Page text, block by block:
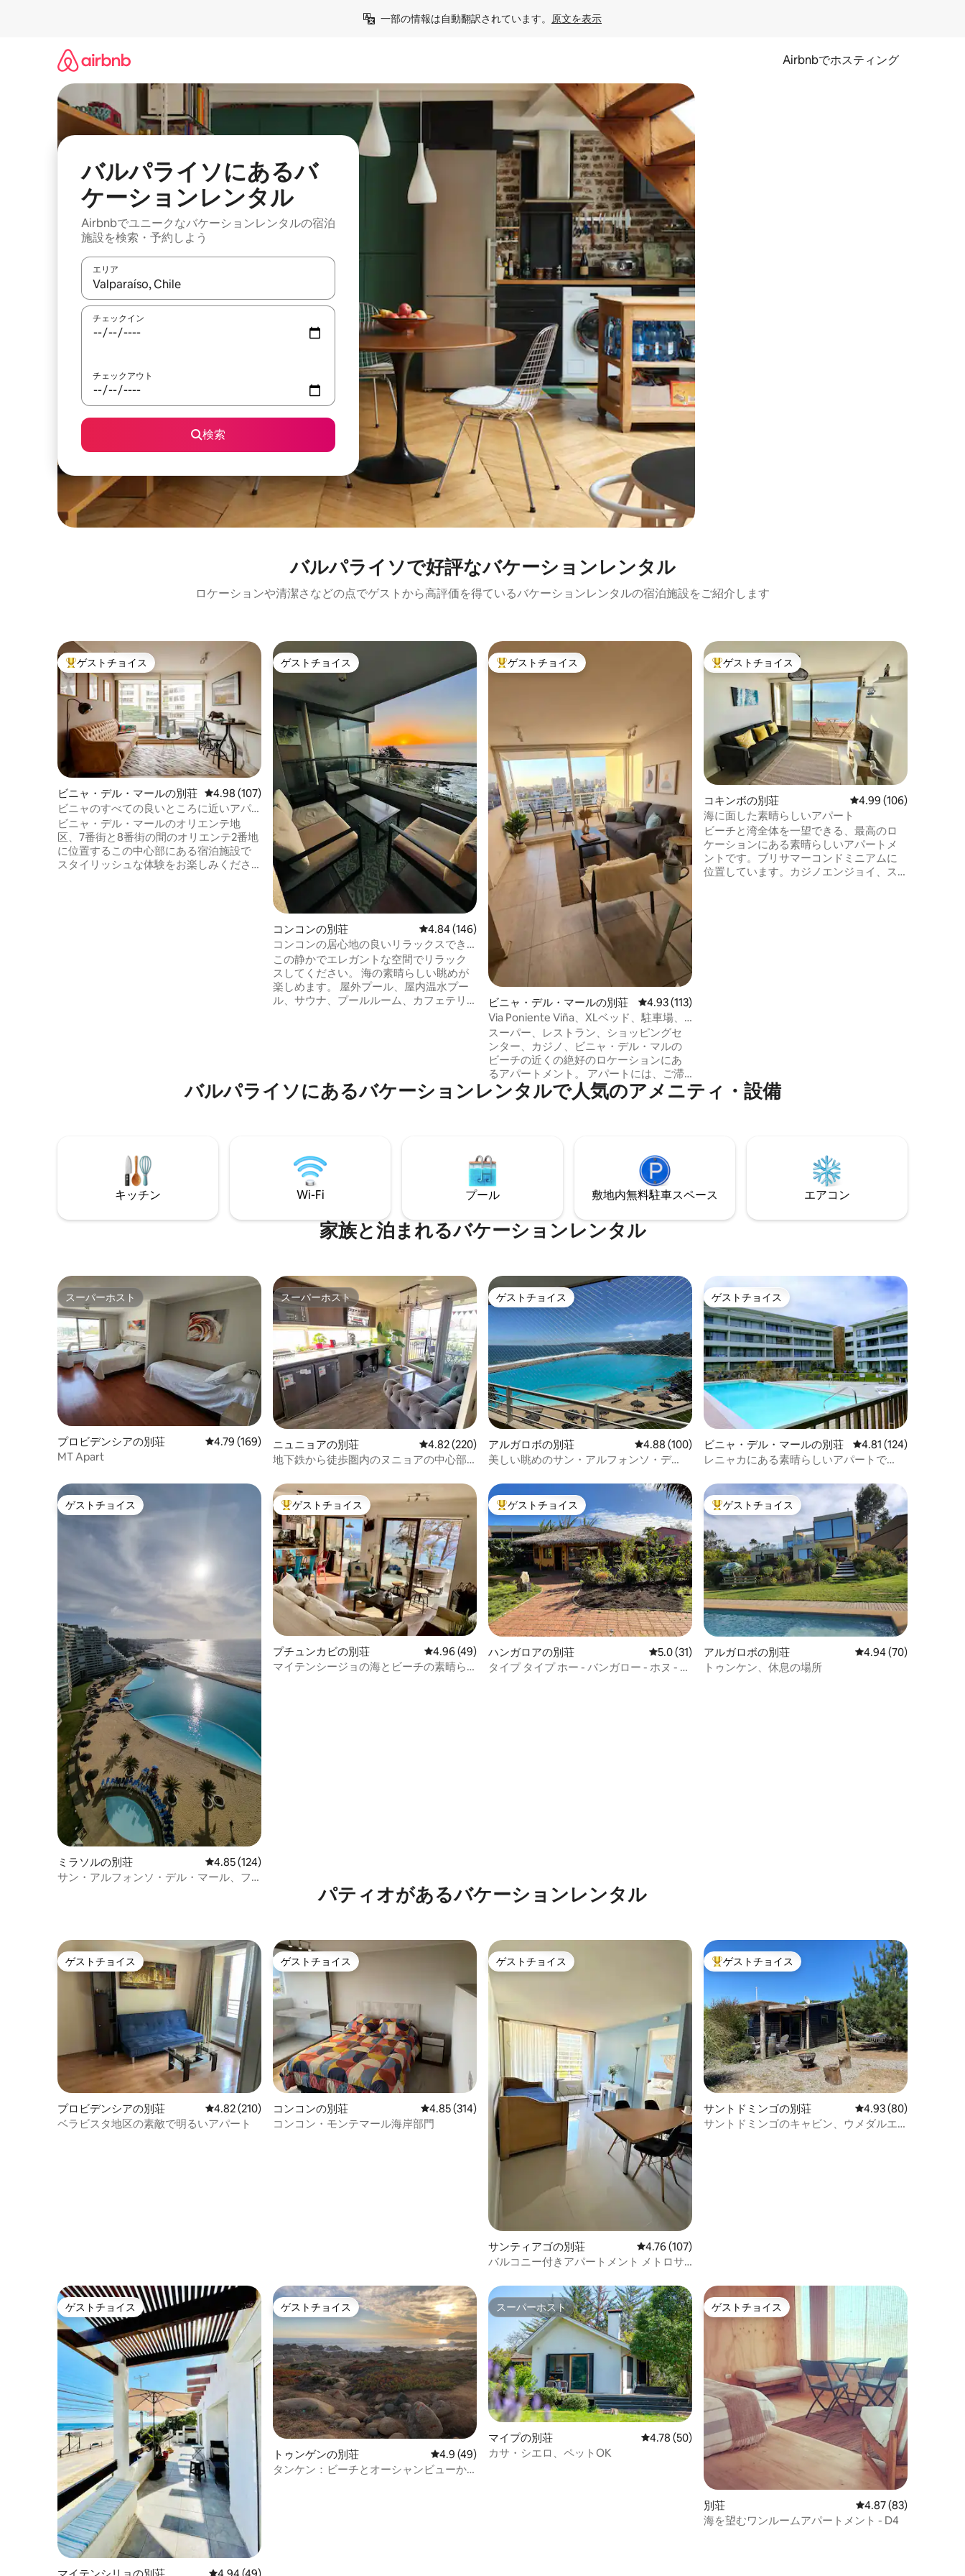
一部の情報は自動翻訳されています。 原文を表示
Airbnbでホスティング
バルパライソにあるバ
ケーションレンタル
Airbnbでユニークなバケーションレンタルの宿泊
施設を検索・予約しよう
エリア
検索結果が表示されたら、上下の矢印キーを使って移動するか、画面をタッチまたはスワイプして検索結果を確認することができます。
チェックイン
チェックアウト
検索
バルパライソで好評なバケーションレンタル
ロケーションや清潔さなどの点でゲストから高評価を得ているバケーションレンタルの宿泊施設をご紹介します
大好評のゲストチョイスです。
ゲストチョイス
ビニャ・デル・マールの別荘 レビュー107件、5つ星中4.98つ星の平均評価
4.98 (107)
ビニャのすべての良いところに近いアパ
ート
ビニャ・デル・マールのオリエンテ地
区、7番街と8番街の間のオリエンテ2番地
に位置するこの中心部にある宿泊施設で
スタイリッシュな体験をお楽しみくださ
ゲストチョイス
ゲストチョイス
コンコンの別荘 レビュー146件、5つ星中4.84つ星の平均評価
4.84 (146)
コンコンの居心地の良いリラックスでき
るアパートです。
この静かでエレガントな空間でリラック
スしてください。 海の素晴らしい眺めが
楽しめます。 屋外プール、屋内温水プー
ル、サウナ、プールルーム、カフェテリ
トテレビとWi-Fiを備えています。 2台分
の専用地下駐車場。 *ペット不可 ** 最低宿
大好評のゲストチョイスです。
ゲストチョイス
ビニャ・デル・マールの別荘 レビュー113件、5つ星中4.93つ星の平均評価
4.93 (113)
Via Poniente Viña、XLベッド、駐車場、
ビーチの近く
スーパー、レストラン、ショッピングセ
ンター、カジノ、ビニャ・デル・マルの
ビーチの近くの絶好のロケーションにあ
るアパートメント。 アパートには、ご滞
在中に必要なものがすべて揃っていま
す。タオルと寝具が含まれています。 比
す。 地下駐車場があります。追加料金で
温水プール（温度調節なし）をご利用い
ただけます。 入館には身分証明書が必要
です。
大好評のゲストチョイスです。
ゲストチョイス
コキンボの別荘 レビュー106件、5つ
4.99 (106)
海に面した素晴らしいアパート
ビーチと湾全体を一望できる、最高のロ
ケーションにある素晴らしいアパートメ
ントです。ブリサマーコンドミニアムに
位置しています。カジノエンジョイ、ス
バルパライソにあるバケーションレンタルで人気のアメニティ・設備
キッチン Wi-Fi プール 敷地内無料駐⁠車ス⁠ペ⁠ー⁠ス エアコン
家族と泊まれるバケーションレンタル
スーパーホスト
スーパーホスト
プロビデンシアの別荘 レビュー169件、5つ星中4.79つ星の平均評価
4.79 (169)
MT Apart
スーパーホスト
スーパーホスト
ニュニョアの別荘 レビュー220件、5つ星中4.82つ星の平均評価
4.82 (220)
地下鉄から徒歩圏内のヌニョアの中心部
ゲストチョイス
ゲストチョイス
アルガロボの別荘 レビュー100件、5つ星中4.88つ星の平均評価
4.88 (100)
美しい眺めのサン・アルフォンソ・デ
ゲストチョイス
ゲストチョイス
ビニャ・デル・マールの別荘 レビュー124件、5つ
4.81 (124)
レニャカにある素晴らしいアパートで
ゲストチョイス
ゲストチョイス
ミラソルの別荘 レビュー124件、5つ星中4.85つ星の平均評価
4.85 (124)
サン・アルフォンソ・デル・マール、フ
大好評のゲストチョイスです。
ゲストチョイス
プチュンカビの別荘 レビュー49件、5つ星中4.96つ星の平均評価
4.96 (49)
マイテンシージョの海とビーチの素晴ら
大好評のゲストチョイスです。
ゲストチョイス
ハンガロアの別荘 レビュー31件、5つ星中5.0つ星の平均評価
5.0 (31)
タイプ タイプ ホー - バンガロー - ホヌ - フ
大好評のゲストチョイスです。
ゲストチョイス
アルガロボの別荘 レビュー70件、5つ星
4.94 (70)
トゥンケン、休息の場所
パティオがあるバケーションレンタル
ゲストチョイス
ゲストチョイス
プロビデンシアの別荘 レビュー210件、5つ星中4.82つ星の平均評価
4.82 (210)
ベラビスタ地区の素敵で明るいアパート
ゲストチョイス
ゲストチョイス
コンコンの別荘 レビュー314件、5つ星中4.85つ星の平均評価
4.85 (314)
コンコン・モンテマール海岸部門
ゲストチョイス
ゲストチョイス
サンティアゴの別荘 レビュー107件、5つ星中4.76つ星の平均評価
4.76 (107)
バルコニー付きアパートメント メトロサ
大好評のゲストチョイスです。
ゲストチョイス
サントドミンゴの別荘 レビュー80件、5つ星
4.93 (80)
サントドミンゴのキャビン、ウメダルエ
ゲストチョイス
ゲストチョイス
マイテンシリョの別荘 レビュー49件、5つ星中4.94つ星の平均評価
4.94 (49)
ゲストチョイス
ゲストチョイス
トゥンゲンの別荘 レビュー49件、5つ星中4.9つ星の平均評価
4.9 (49)
タンケン：ビーチとオーシャンビューか
スーパーホスト
スーパーホスト
マイプの別荘 レビュー50件、5つ星中4.78つ星の平均評価
4.78 (50)
カサ・シエロ、ペットOK
ゲストチョイス
ゲストチョイス
別荘 レビュー83件、5つ星
4.87 (83)
海を望むワンルームアパートメント - D4